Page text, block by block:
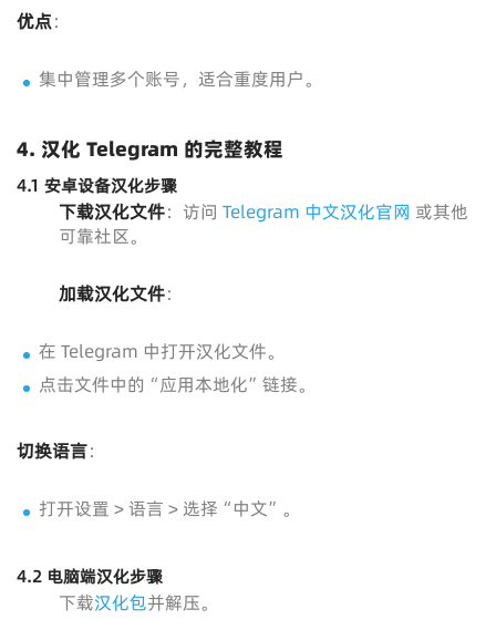
优点：
集中管理多个账号，适合重度用户。
4. 汉化 Telegram 的完整教程
4.1 安卓设备汉化步骤
下载汉化文件：访问 Telegram 中文汉化官网 或其他
可靠社区。
加载汉化文件：
在 Telegram 中打开汉化文件。
点击文件中的“应用本地化”链接。
切换语言：
打开设置 > 语言 > 选择“中文”。
4.2 电脑端汉化步骤
下载汉化包并解压。